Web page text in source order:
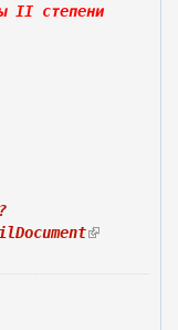
ы
II степени
(
н